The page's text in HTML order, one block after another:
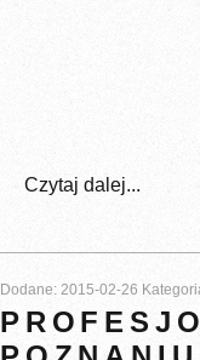
Czytaj dalej...
Dodane: 2015-02-26